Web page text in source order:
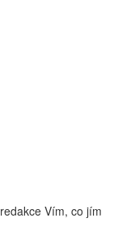
redakce Vím, co jím